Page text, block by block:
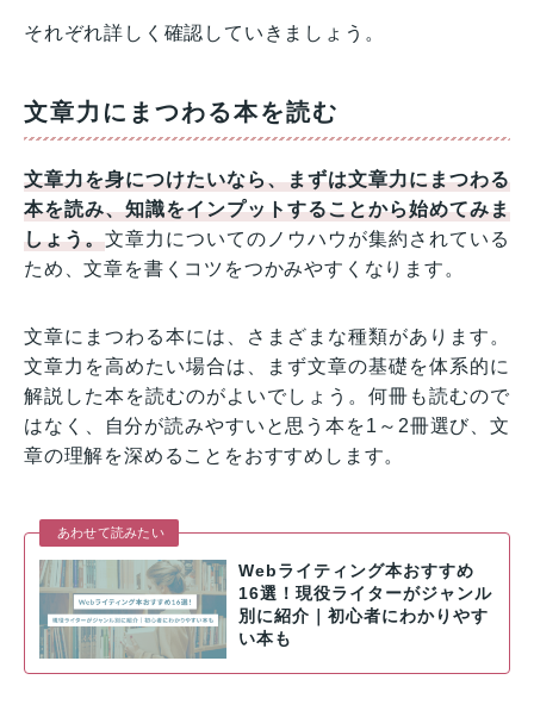
それぞれ詳しく確認していきましょう。
文章力にまつわる本を読む
文章力を身につけたいなら、まずは文章力にまつわる
本を読み、知識をインプットすることから始めてみま
しょう。文章力についてのノウハウが集約されている
ため、文章を書くコツをつかみやすくなります。
文章にまつわる本には、さまざまな種類があります。
文章力を高めたい場合は、まず文章の基礎を体系的に
解説した本を読むのがよいでしょう。何冊も読むので
はなく、自分が読みやすいと思う本を1～2冊選び、文
章の理解を深めることをおすすめします。
あわせて読みたい
Webライティング本おすすめ
16選！現役ライターがジャンル
別に紹介｜初心者にわかりやす
い本も